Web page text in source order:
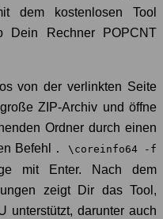
dem kostenlosen Tool
Dein Rechner POPCNT
von der verlinkten Seite
ZIP-Archiv und öffne
Ordner durch einen
Befehl
. \coreinfo64 -f
mit Enter. Nach dem
zeigt Dir das Tool,
unterstützt, darunter auch